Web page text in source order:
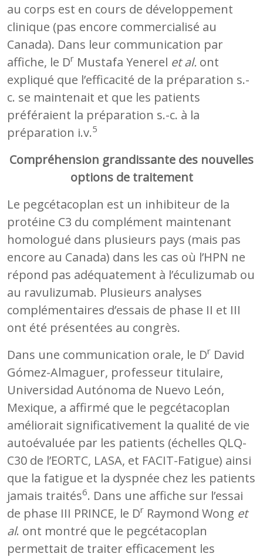
au corps est en cours de développement
clinique (pas encore commercialisé au
Canada). Dans leur communication par
affiche, le Dr Mustafa Yenerel et al. ont
expliqué que l’efficacité de la préparation s.-
c. se maintenait et que les patients
préféraient la préparation s.-c. à la
préparation i.v.5
Compréhension grandissante des nouvelles
options de traitement
Le pegcétacoplan est un inhibiteur de la
protéine C3 du complément maintenant
homologué dans plusieurs pays (mais pas
encore au Canada) dans les cas où l’HPN ne
répond pas adéquatement à l’éculizumab ou
au ravulizumab. Plusieurs analyses
complémentaires d’essais de phase II et III
ont été présentées au congrès.
Dans une communication orale, le Dr David
Gómez-Almaguer, professeur titulaire,
Universidad Autónoma de Nuevo León,
Mexique, a affirmé que le pegcétacoplan
améliorait significativement la qualité de vie
autoévaluée par les patients (échelles QLQ-
C30 de l’EORTC, LASA, et FACIT-Fatigue) ainsi
que la fatigue et la dyspnée chez les patients
jamais traités6. Dans une affiche sur l’essai
de phase III PRINCE, le Dr Raymond Wong et
al. ont montré que le pegcétacoplan
permettait de traiter efficacement les